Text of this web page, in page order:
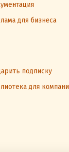
для бизнеса
подписку
для